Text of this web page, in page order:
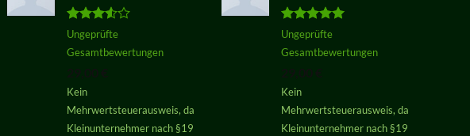
Bewertet
von 5
Ungeprüfte
Gesamtbewertungen
Kein
Mehrwertsteuerausweis, da
Kleinunternehmer nach §19
Bewertet
von 5
Ungeprüfte
Gesamtbewertungen
Kein
Mehrwertsteuerausweis, da
Kleinunternehmer nach §19